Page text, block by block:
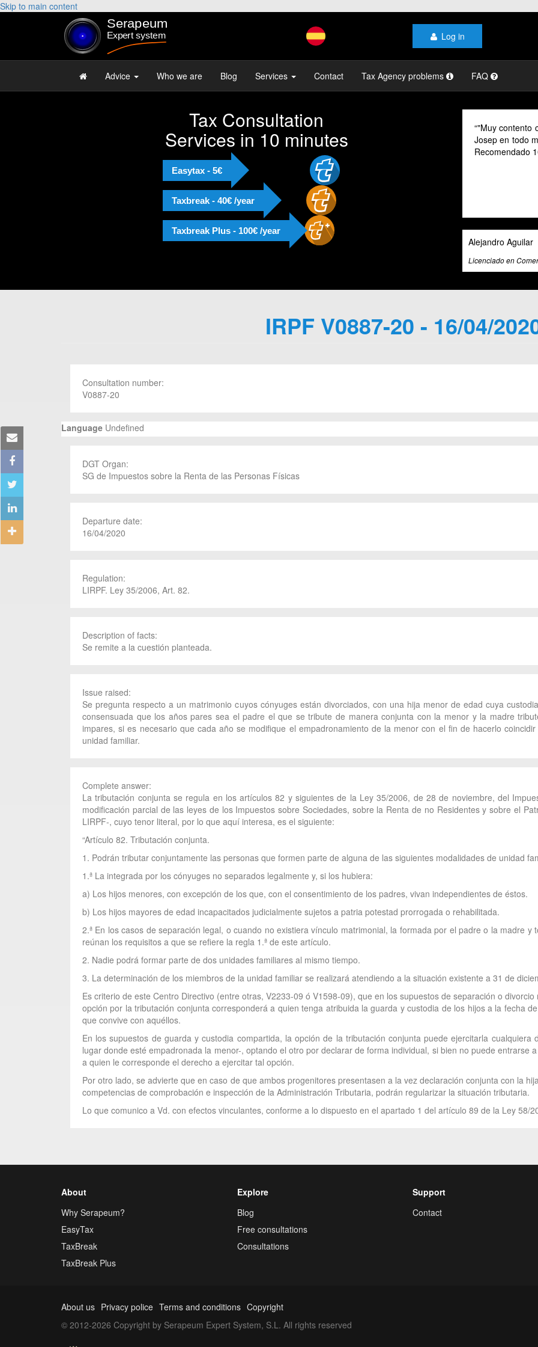
Skip to main content
Log in
Advice Who we are Blog Services Contact Tax Agency problems FAQ
Tax Consultation
Services in 10 minutes
Easytax - 5€
Taxbreak - 40€ /year
Taxbreak Plus - 100€ /year
"Muy contento
Josep en todo
Recomendado
Alejandro Aguilar
Licenciado en
IRPF V0887-20 - 16/04/
Consultation number:
V0887-20
Language Undefined
DGT Organ:
SG de Impuestos sobre la Renta de las Personas Físicas
Departure date:
16/04/2020
Regulation:
LIRPF. Ley 35/2006, Art. 82.
Description of facts:
Se remite a la cuestión planteada.
Issue raised:
Se pregunta respecto a un matrimonio cuyos cónyuges están divorciados, con una hija menor de edad cuya
consensuada que los años pares sea el padre el que se tribute de manera conjunta con la menor y la madre
impares, si es necesario que cada año se modifique el empadronamiento de la menor con el fin de hacerlo
unidad familiar.
Complete answer:
La tributación conjunta se regula en los artículos 82 y siguientes de la Ley 35/2006, de 28 de noviembre, del
modificación parcial de las leyes de los Impuestos sobre Sociedades, sobre la Renta de no Residentes y sobre el
LIRPF-, cuyo tenor literal, por lo que aquí interesa, es el siguiente:
“Artículo 82. Tributación conjunta.
1. Podrán tributar conjuntamente las personas que formen parte de alguna de las siguientes modalidades de unidad
1.ª La integrada por los cónyuges no separados legalmente y, si los hubiera:
a) Los hijos menores, con excepción de los que, con el consentimiento de los padres, vivan independientes de éstos.
b) Los hijos mayores de edad incapacitados judicialmente sujetos a patria potestad prorrogada o rehabilitada.
2.ª En los casos de separación legal, o cuando no existiera vínculo matrimonial, la formada por el padre o la madre
reúnan los requisitos a que se refiere la regla 1.ª de este artículo.
2. Nadie podrá formar parte de dos unidades familiares al mismo tiempo.
3. La determinación de los miembros de la unidad familiar se realizará atendiendo a la situación existente a 31 de
Es criterio de este Centro Directivo (entre otras, V2233-09 ó V1598-09), que en los supuestos de separación o
opción por la tributación conjunta corresponderá a quien tenga atribuida la guarda y custodia de los hijos a la fecha
que convive con aquéllos.
En los supuestos de guarda y custodia compartida, la opción de la tributación conjunta puede ejercitarla cualquiera
lugar donde esté empadronada la menor-, optando el otro por declarar de forma individual, si bien no puede entrarse
a quien le corresponde el derecho a ejercitar tal opción.
Por otro lado, se advierte que en caso de que ambos progenitores presentasen a la vez declaración conjunta con la
competencias de comprobación e inspección de la Administración Tributaria, podrán regularizar la situación tributaria.
Lo que comunico a Vd. con efectos vinculantes, conforme a lo dispuesto en el apartado 1 del artículo 89 de la Ley 58/
About
Why Serapeum?
EasyTax
TaxBreak
TaxBreak Plus
Explore
Blog
Free consultations
Consultations
Support
Contact
About us Privacy police Terms and conditions Copyright
© 2012-2026 Copyright by Serapeum Expert System, S.L. All rights reserved